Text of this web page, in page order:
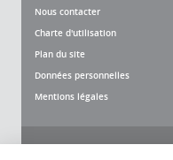
Nous contacter
Charte d'utilisation
Plan du site
Données personnelles
Mentions légales